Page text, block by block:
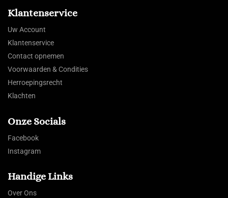
Klantenservice
Uw Account
Klantenservice
Contact opnemen
Voorwaarden & Condities
Herroepingsrecht
Klachten
Onze Socials
Facebook
Instagram
Handige Links
Over Ons